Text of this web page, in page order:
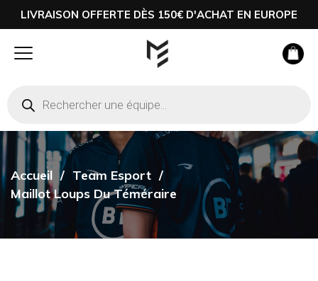
LIVRAISON OFFERTE DÈS 150€ D'ACHAT EN EUROPE
Accueil
Team Esport
Maillot Loups Du Téméraire